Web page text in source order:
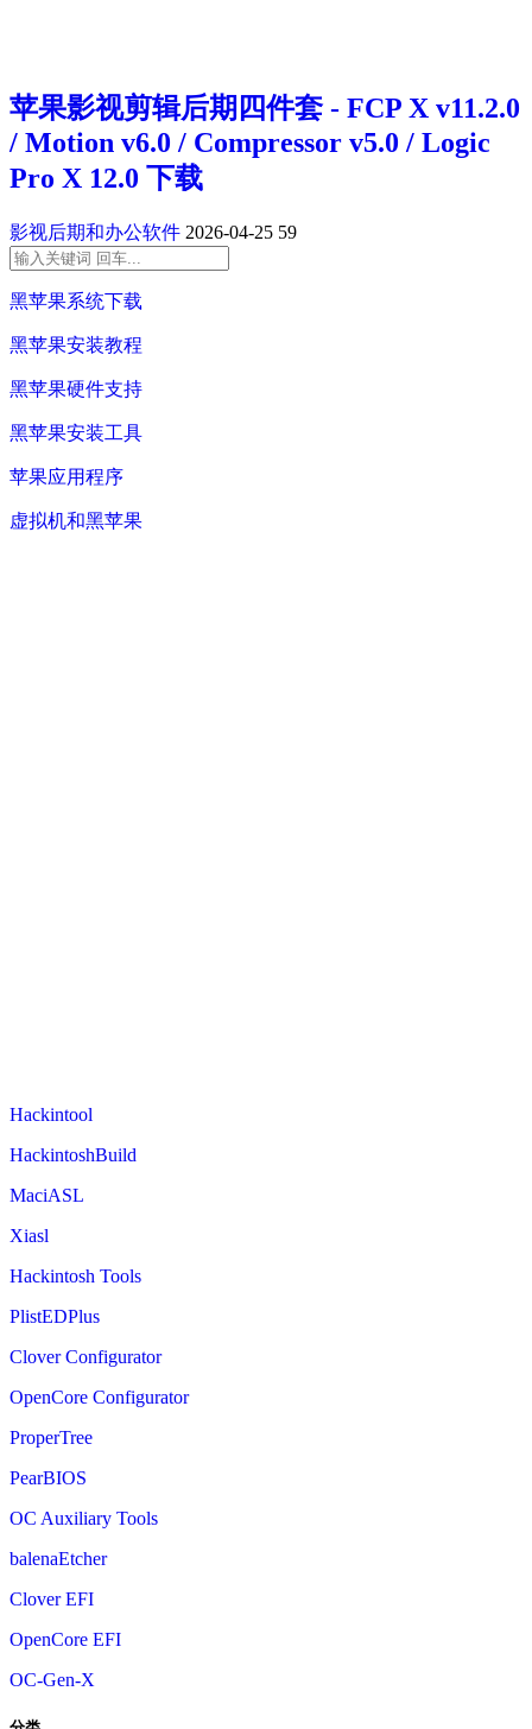
苹果影视剪辑后期四件套 - FCP X v11.2.0
/ Motion v6.0 / Compressor v5.0 / Logic
Pro X 12.0 下载
影视后期和办公软件 2026-04-25 59
黑苹果系统下载
黑苹果安装教程
黑苹果硬件支持
黑苹果安装工具
苹果应用程序
虚拟机和黑苹果
Hackintool
HackintoshBuild
MaciASL
Xiasl
Hackintosh Tools
PlistEDPlus
Clover Configurator
OpenCore Configurator
ProperTree
PearBIOS
OC Auxiliary Tools
balenaEtcher
Clover EFI
OpenCore EFI
OC-Gen-X